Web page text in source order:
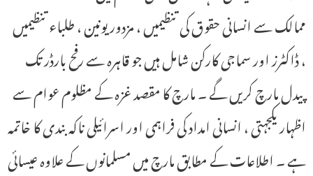
ممالک سے انسانی حقوق کی تنظیمیں ، مزدور یونین ، طلباء تنظیمیں
، ڈاکٹرز اور سماجی کارکن شامل ہیں جو قاہرہ سے رفح بارڈر تک
پیدل مارچ کریں گے ۔ مارچ کا مقصد غزہ کے مظلوم عوام سے
اظہار یکجہتی ، انسانی امداد کی فراہمی اور اسرائیلی ناکہ بندی کا خاتمہ
ہے ۔ اطلاعات کے مطابق مارچ میں مسلمانوں کے علاوہ عیسائی